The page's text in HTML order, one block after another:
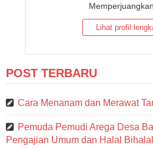
Lihat profil
POST TERBARU
Cara Menanam dan Merawat
Pemuda Pemudi Arega Desa
Pengajian Umum dan Halal Bihalal